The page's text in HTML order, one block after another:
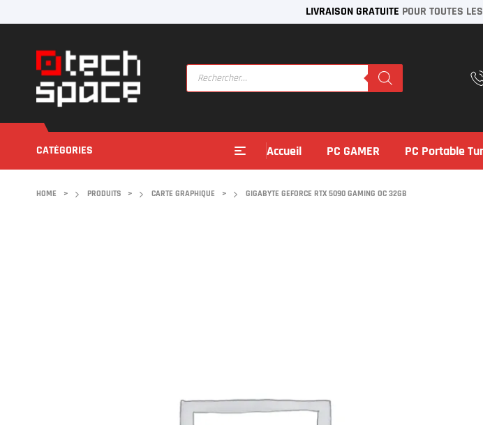
LIVRAISON GRATUITE POUR TOUTES
CATÉGORIES Accueil PC GAMER PC Portable
HOME > PRODUITS > CARTE GRAPHIQUE > GIGABYTE GEFORCE RTX 5090 GAMING OC 32GB